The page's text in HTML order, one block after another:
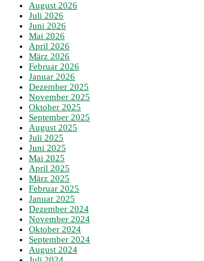
August 2026
Juli 2026
Juni 2026
Mai 2026
April 2026
März 2026
Februar 2026
Januar 2026
Dezember 2025
November 2025
Oktober 2025
September 2025
August 2025
Juli 2025
Juni 2025
Mai 2025
April 2025
März 2025
Februar 2025
Januar 2025
Dezember 2024
November 2024
Oktober 2024
September 2024
August 2024